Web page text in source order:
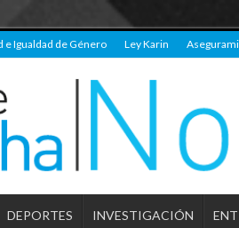
e Igualdad de Género Ley Karin
DEPORTES INVESTIGACIÓN